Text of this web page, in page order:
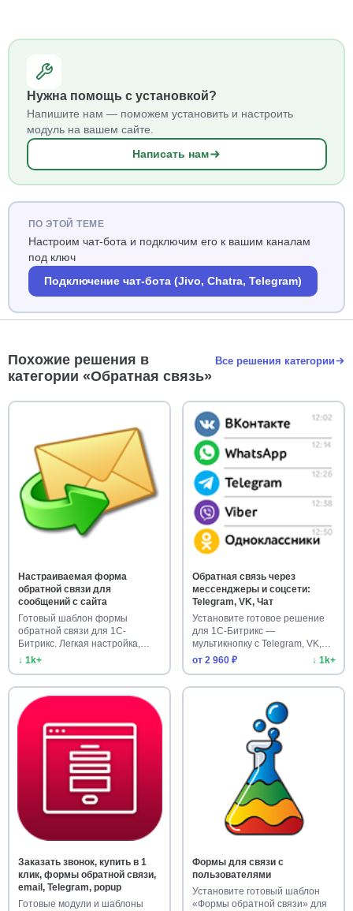
Нужна помощь с установкой?
Напишите нам — поможем установить и настроить
модуль на вашем сайте.
Написать нам
ПО ЭТОЙ ТЕМЕ
Настроим чат-бота и подключим его к вашим каналам
под ключ
Подключение чат-бота (Jivo, Chatra, Telegram)
Похожие решения в
категории «Обратная связь»
Все решения категории
Настраиваемая форма
обратной связи для
сообщений с сайта
Готовый шаблон формы
обратной связи для 1С-
Битрикс. Легкая настройка,
более 1000…
↓ 1k+
Обратная связь через
мессенджеры и соцсети:
Telegram, VK, Чат
Установите готовое решение
для 1С-Битрикс —
мультикнопку с Telegram, VK,
чатами …
от 2 960 ₽ ↓ 1k+
Заказать звонок, купить в 1
клик, формы обратной связи,
email, Telegram, popup
Готовые модули и шаблоны
Формы для связи с
пользователями
Установите готовый шаблон
«Формы обратной связи» для